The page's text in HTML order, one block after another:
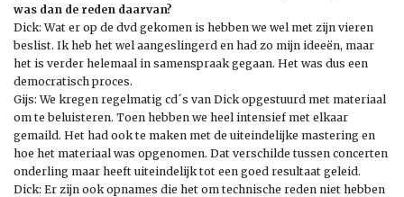
was dan de reden daarvan?
Dick: Wat er op de dvd gekomen is hebben we wel met zijn vieren
beslist. Ik heb het wel aangeslingerd en had zo mijn ideeën, maar
het is verder helemaal in samenspraak gegaan. Het was dus een
democratisch proces.
Gijs: We kregen regelmatig cd´s van Dick opgestuurd met materiaal
om te beluisteren. Toen hebben we heel intensief met elkaar
gemaild. Het had ook te maken met de uiteindelijke mastering en
hoe het materiaal was opgenomen. Dat verschilde tussen concerten
onderling maar heeft uiteindelijk tot een goed resultaat geleid.
Dick: Er zijn ook opnames die het om technische reden niet hebben